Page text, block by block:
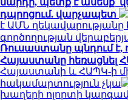
դպրոցում. վարչապետ
է ԱՄՆ
գործողության
Ռուսաստանը պնդում է,
Հայաստանը հեռացնել
Հայաստանի և ՀԱՊԿ-ի
հակամարտություն չկա
խաղերի ոլորտի